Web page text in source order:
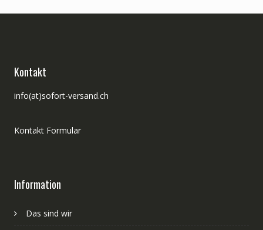
Kontakt
info(at)sofort-versand.ch
Kontakt Formular
Information
Das sind wir